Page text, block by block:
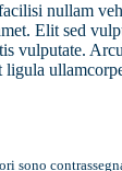
nullam
Elit sed
vulputate.
sono